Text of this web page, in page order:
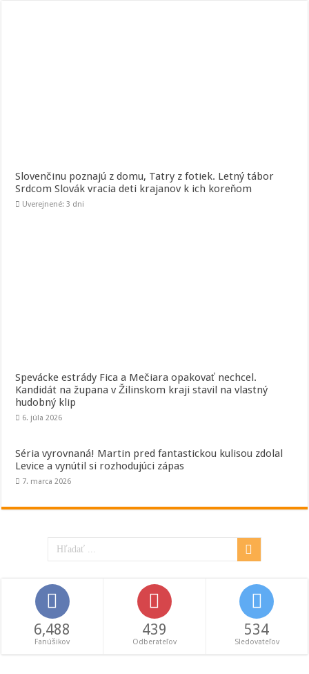
Slovenčinu poznajú z domu, Tatry z fotiek. Letný tábor
Srdcom Slovák vracia deti krajanov k ich koreňom
Uverejnené: 3 dni
Spevácke estrády Fica a Mečiara opakovať nechcel.
Kandidát na župana v Žilinskom kraji stavil na vlastný
hudobný klip
6. júla 2026
Séria vyrovnaná! Martin pred fantastickou kulisou zdolal
Levice a vynútil si rozhodujúci zápas
7. marca 2026
6,488
Fanúšikov
439
Odberateľov
534
Sledovateľov